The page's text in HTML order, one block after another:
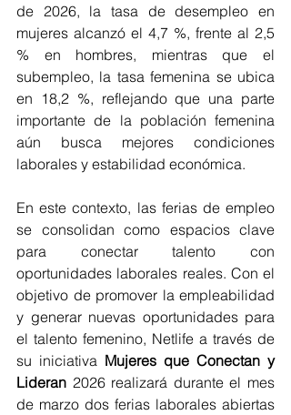
de 2026, la tasa de desempleo en
mujeres alcanzó el 4,7 %, frente al 2,5
% en hombres, mientras que el
subempleo, la tasa femenina se ubica
en 18,2 %, reflejando que una parte
importante de la población femenina
aún busca mejores condiciones
laborales y estabilidad económica.
En este contexto, las ferias de empleo
se consolidan como espacios clave
para conectar talento con
oportunidades laborales reales. Con el
objetivo de promover la empleabilidad
y generar nuevas oportunidades para
el talento femenino, Netlife a través de
su iniciativa Mujeres que Conectan y
Lideran 2026 realizará durante el mes
de marzo dos ferias laborales abiertas